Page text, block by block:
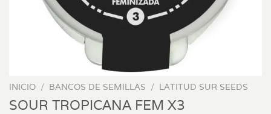
INICIO / BANCOS DE SEMILLAS / LATITUD SUR SEEDS
SOUR TROPICANA FEM X3